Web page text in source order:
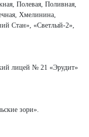
Полевая, Поливная,
Хмелинина,
Стан», «Светлый‑2»,
лицей № 21 «Эрудит»
зори».